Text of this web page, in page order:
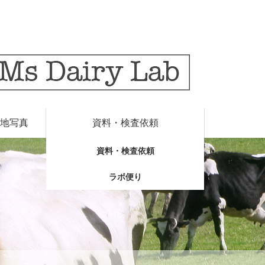
写真 資料・検査依頼
資料・検査依頼
ラボ便り